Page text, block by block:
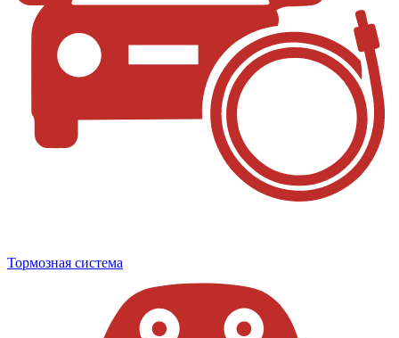
Тормозная система